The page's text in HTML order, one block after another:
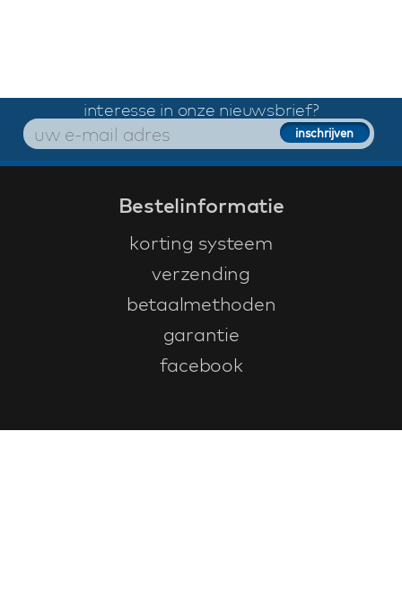
interesse in onze nieuwsbrief?
Bestelinformatie
korting systeem
verzending
betaalmethoden
garantie
facebook
Klantenservice